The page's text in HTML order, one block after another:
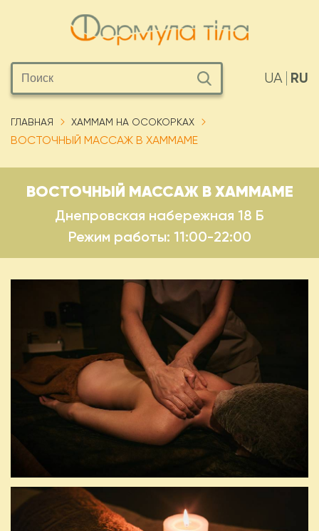
RU
UA
ГЛАВНАЯ ХАММАМ НА ОСОКОРКАХ
ВОСТОЧНЫЙ МАССАЖ В ХАММАМЕ
ВОСТОЧНЫЙ МАССАЖ В ХАММАМЕ
Днепровская набережная 18 Б
Режим работы: 11:00-22:00